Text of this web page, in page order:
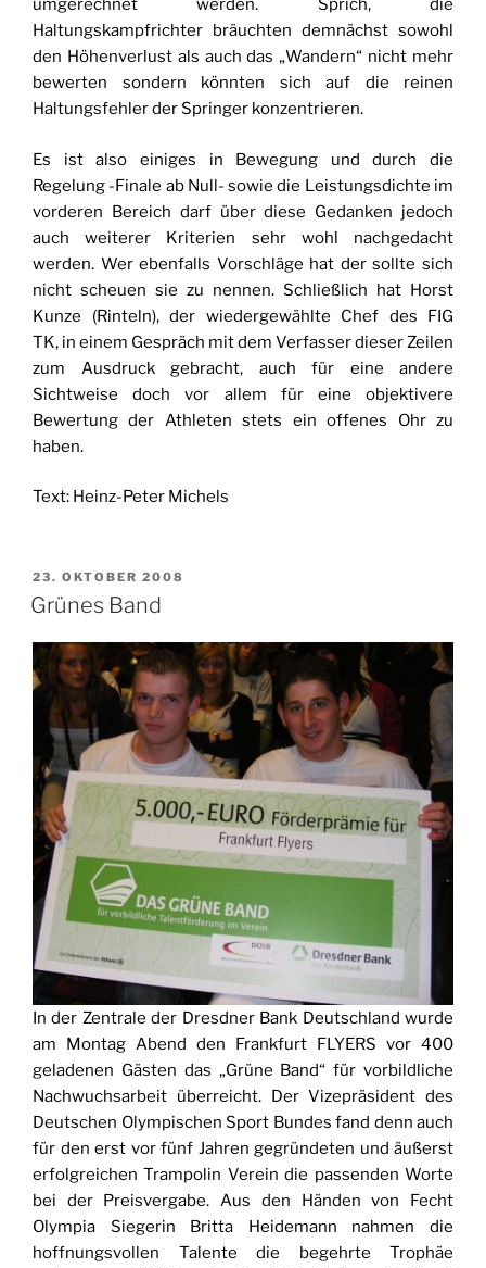
umgerechnet werden. Sprich, die
Haltungskampfrichter bräuchten demnächst sowohl
den Höhenverlust als auch das „Wandern“ nicht mehr
bewerten sondern könnten sich auf die reinen
Haltungsfehler der Springer konzentrieren.
Es ist also einiges in Bewegung und durch die
Regelung -Finale ab Null- sowie die Leistungsdichte im
vorderen Bereich darf über diese Gedanken jedoch
auch weiterer Kriterien sehr wohl nachgedacht
werden. Wer ebenfalls Vorschläge hat der sollte sich
nicht scheuen sie zu nennen. Schließlich hat Horst
Kunze (Rinteln), der wiedergewählte Chef des FIG
TK, in einem Gespräch mit dem Verfasser dieser Zeilen
zum Ausdruck gebracht, auch für eine andere
Sichtweise doch vor allem für eine objektivere
Bewertung der Athleten stets ein offenes Ohr zu
haben.
Text: Heinz-Peter Michels
VERÖFFENTLICHT
AM
23. OKTOBER 2008
Grünes Band
In der Zentrale der Dresdner Bank Deutschland wurde
am Montag Abend den Frankfurt FLYERS vor 400
geladenen Gästen das „Grüne Band“ für vorbildliche
Nachwuchsarbeit überreicht. Der Vizepräsident des
Deutschen Olympischen Sport Bundes fand denn auch
für den erst vor fünf Jahren gegründeten und äußerst
erfolgreichen Trampolin Verein die passenden Worte
bei der Preisvergabe. Aus den Händen von Fecht
Olympia Siegerin Britta Heidemann nahmen die
hoffnungsvollen Talente die begehrte Trophäe